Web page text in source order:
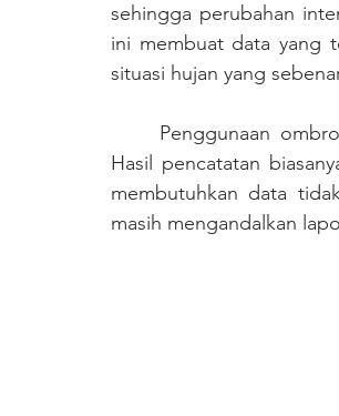
sehingga perubahan
ini membuat data yang
situasi hujan yang
Hasil pencatatan
membutuhkan data
masih mengandalkan